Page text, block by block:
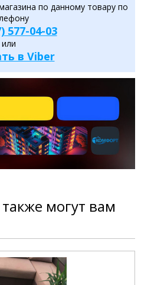
по данному товару по
577-04-03
или
в Viber
могут вам